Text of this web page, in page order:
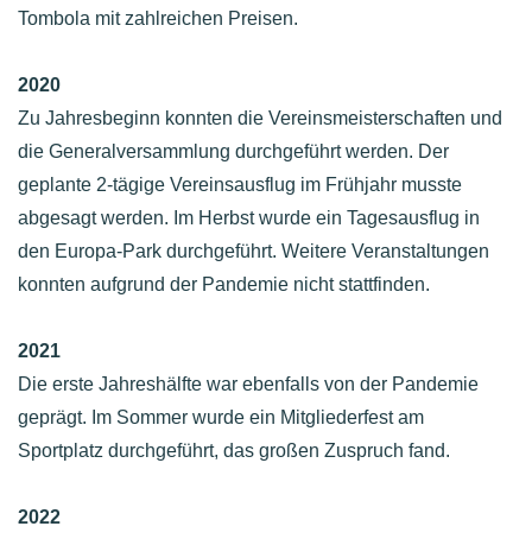
Tombola mit zahlreichen Preisen.
2020
Zu Jahresbeginn konnten die Vereinsmeisterschaften und
die Generalversammlung durchgeführt werden. Der
geplante 2-tägige Vereinsausflug im Frühjahr musste
abgesagt werden. Im Herbst wurde ein Tagesausflug in
den Europa-Park durchgeführt. Weitere Veranstaltungen
konnten aufgrund der Pandemie nicht stattfinden.
2021
Die erste Jahreshälfte war ebenfalls von der Pandemie
geprägt. Im Sommer wurde ein Mitgliederfest am
Sportplatz durchgeführt, das großen Zuspruch fand.
2022